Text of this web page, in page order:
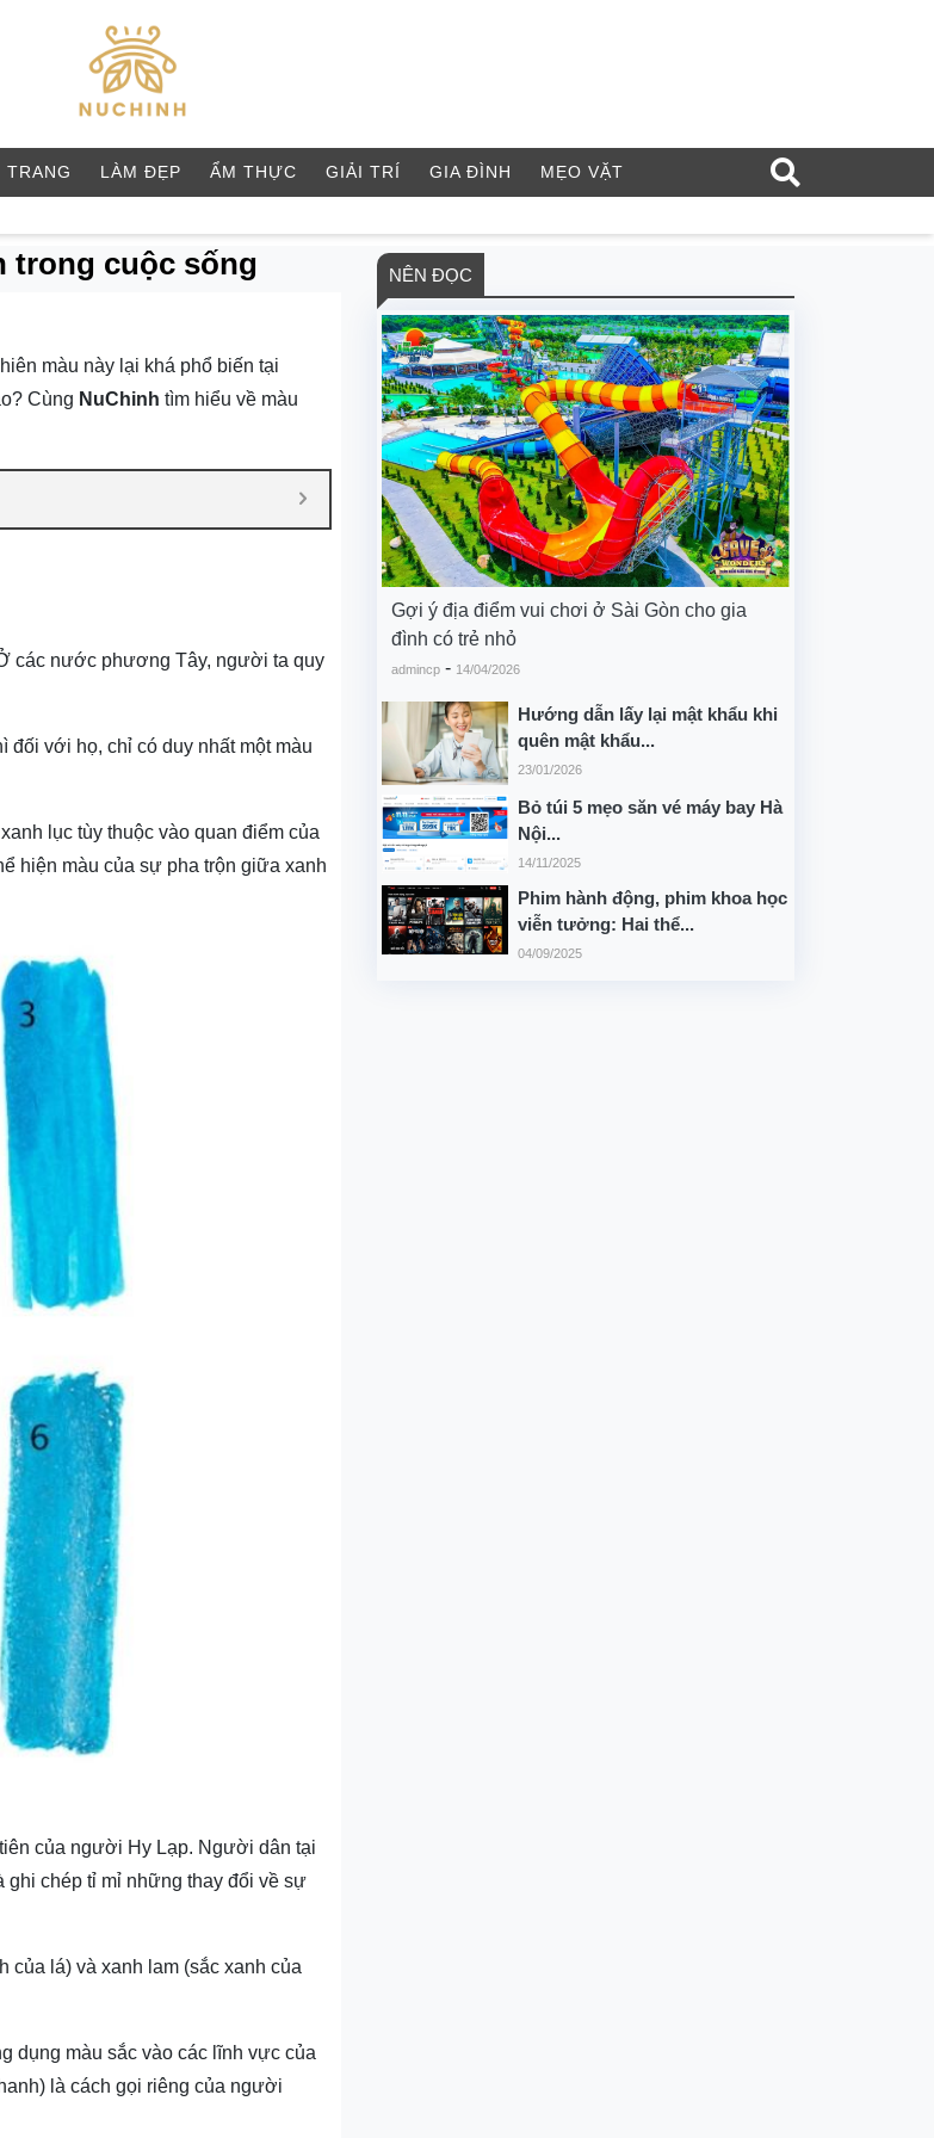
TRANG LÀM ĐẸP ẨM THỰC GIẢI TRÍ GIA ĐÌNH MẸO VẶT
trong cuộc sống
màu này lại khá phổ biến tại
Cùng NuChinh tìm hiểu về màu
các nước phương Tây, người ta quy
đối với họ, chỉ có duy nhất một màu
lục tùy thuộc vào quan điểm của
hiện màu của sự pha trộn giữa xanh
của người Hy Lạp. Người dân tại
ghi chép tỉ mỉ những thay đổi về sự
của lá) và xanh lam (sắc xanh của
dụng màu sắc vào các lĩnh vực của
là cách gọi riêng của người
NÊN ĐỌC
Gợi ý địa điểm vui chơi ở Sài Gòn cho gia
đình có trẻ nhỏ
admincp - 14/04/2026
Hướng dẫn lấy lại mật khẩu khi
quên mật khẩu...
23/01/2026
Bỏ túi 5 mẹo săn vé máy bay Hà
Nội...
14/11/2025
Phim hành động, phim khoa học
viễn tưởng: Hai thể...
04/09/2025